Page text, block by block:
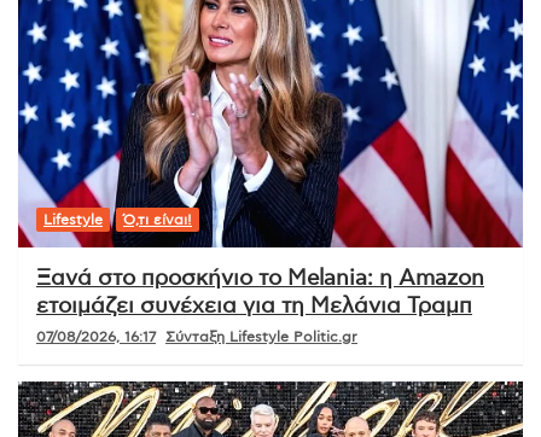
Lifestyle Ό,τι είναι!
Ξανά στο προσκήνιο το Melania: η Amazon
ετοιμάζει συνέχεια για τη Μελάνια Τραμπ
07/08/2026, 16:17 Σύνταξη Lifestyle Politic.gr